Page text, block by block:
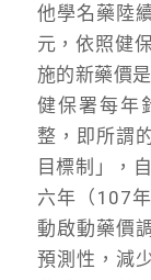
他學名藥陸
元，依照健
施的新藥價
健保署每年
整，即所謂
目標制」，
六年（107
動啟動藥價
預測性，減